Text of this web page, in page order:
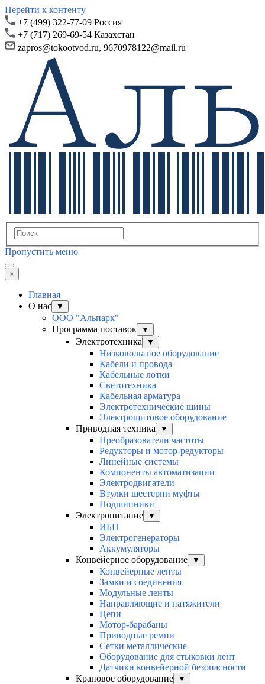
Перейти к контенту
+7 (499) 322-77-09 Россия
+7 (717) 269-69-54 Казахстан
zapros@tokootvod.ru, 9670978122@mail.ru
Пропустить меню
×
Главная
О нас
▼
ООО "Альпарк"
Программа поставок
▼
Электротехника ▼
Низковольтное оборудование
Кабели и провода
Кабельные лотки
Светотехника
Кабельная арматура
Электротехнические шины
Электрощитовое оборудование
Приводная техника
▼
Преобразователи частоты
Редукторы и мотор-редукторы
Линейные системы
Компоненты автоматизации
Электродвигатели
Втулки шестерни муфты
Подшипники
Электропитание
▼
ИБП
Электрогенераторы
Аккумуляторы
Конвейерное оборудование
▼
Конвейерные ленты
Замки и соединения
Модульные ленты
Направляющие и натяжители
Цепи
Мотор-барабаны
Приводные ремни
Сетки металлические
Оборудование для стыковки лент
Датчики конвейерной безопасности
Крановое оборудование
▼